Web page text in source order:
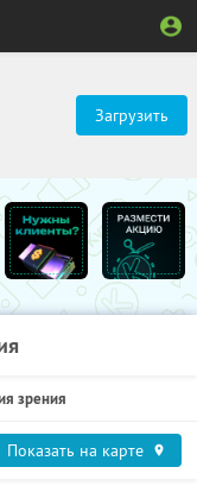
Загрузить
зрения
Показать на карте